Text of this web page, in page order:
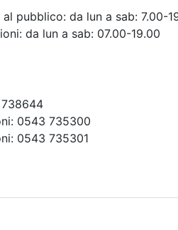
pubblico: da lun a sab: 7.00-
da lun a sab: 07.00-19.00
0543 735300
0543 735301